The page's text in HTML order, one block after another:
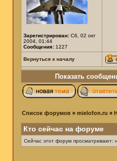
Зарегистрирован: Сб, 02 окт
2004, 01:44
Сообщения: 1227
Вернуться к началу
Показать
Список форумов » mielofon.ru »
Кто сейчас на форуме
Сейчас этот форум просматривают: